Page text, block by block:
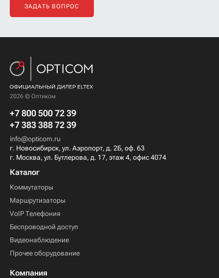
ЗАДАТЬ ВОПРОС
2026 © Оптиком
+7 800 500 72 39
+7 383 388 72 39
info@opticom.ru
г. Новосибирск, ул. Аэропорт, д. 2Б, оф. 63
г. Москва, ул. Бутлерова, д. 17, этаж 4, офис 4074
Каталог
Коммутаторы
Маршрутизаторы
VoIP Телефония
Беспроводной доступ
Видеонаблюдение
Прочее оборудование
Компания